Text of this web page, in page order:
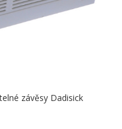
závěsy Dadisick